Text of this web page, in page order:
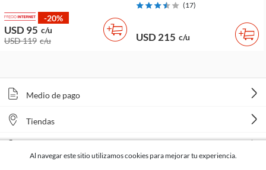
-20%
USD 95 c/u
USD 119 c/u
(17)
USD 215 c/u
Medio de pago
Tiendas
Al navegar este sitio utilizamos cookies para mejorar tu experiencia.